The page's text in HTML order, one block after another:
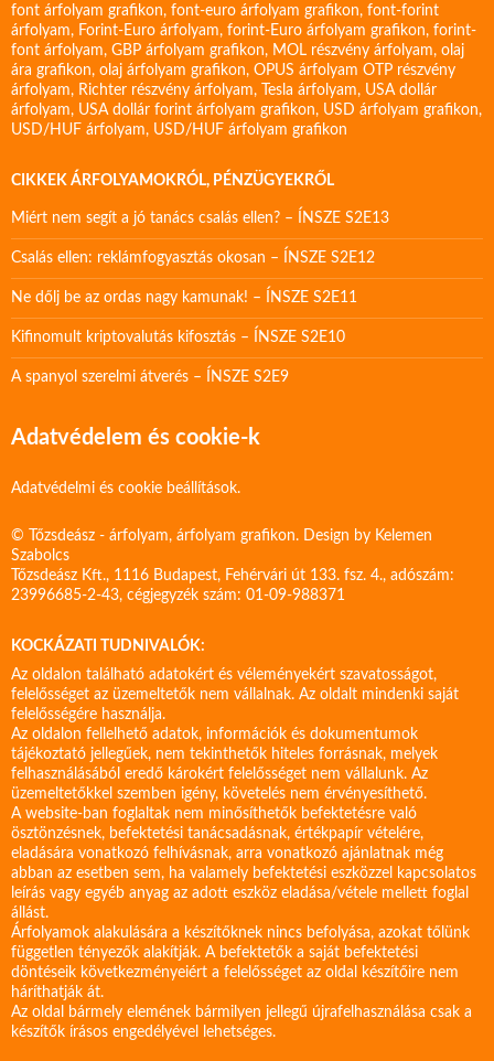
font árfolyam grafikon, font-euro árfolyam grafikon, font-forint
árfolyam, Forint-Euro árfolyam, forint-Euro árfolyam grafikon, forint-
font árfolyam, GBP árfolyam grafikon, MOL részvény árfolyam, olaj
ára grafikon, olaj árfolyam grafikon, OPUS árfolyam OTP részvény
árfolyam, Richter részvény árfolyam, Tesla árfolyam, USA dollár
árfolyam, USA dollár forint árfolyam grafikon, USD árfolyam grafikon,
USD/HUF árfolyam, USD/HUF árfolyam grafikon
CIKKEK ÁRFOLYAMOKRÓL, PÉNZÜGYEKRŐL
Miért nem segít a jó tanács csalás ellen? – ÍNSZE S2E13
Csalás ellen: reklámfogyasztás okosan – ÍNSZE S2E12
Ne dőlj be az ordas nagy kamunak! – ÍNSZE S2E11
Kifinomult kriptovalutás kifosztás – ÍNSZE S2E10
A spanyol szerelmi átverés – ÍNSZE S2E9
Adatvédelem és cookie-k
Adatvédelmi és cookie beállítások.
© Tőzsdeász - árfolyam, árfolyam grafikon. Design by Kelemen
Szabolcs
Tőzsdeász Kft., 1116 Budapest, Fehérvári út 133. fsz. 4., adószám:
23996685-2-43, cégjegyzék szám: 01-09-988371
KOCKÁZATI TUDNIVALÓK:
Az oldalon található adatokért és véleményekért szavatosságot,
felelősséget az üzemeltetők nem vállalnak. Az oldalt mindenki saját
felelősségére használja.
Az oldalon fellelhető adatok, információk és dokumentumok
tájékoztató jellegűek, nem tekinthetők hiteles forrásnak, melyek
felhasználásából eredő károkért felelősséget nem vállalunk. Az
üzemeltetőkkel szemben igény, követelés nem érvényesíthető.
A website-ban foglaltak nem minősíthetők befektetésre való
ösztönzésnek, befektetési tanácsadásnak, értékpapír vételére,
eladására vonatkozó felhívásnak, arra vonatkozó ajánlatnak még
abban az esetben sem, ha valamely befektetési eszközzel kapcsolatos
leírás vagy egyéb anyag az adott eszköz eladása/vétele mellett foglal
állást.
Árfolyamok alakulására a készítőknek nincs befolyása, azokat tőlünk
független tényezők alakítják. A befektetők a saját befektetési
döntéseik következményeiért a felelősséget az oldal készítőire nem
háríthatják át.
Az oldal bármely elemének bármilyen jellegű újrafelhasználása csak a
készítők írásos engedélyével lehetséges.